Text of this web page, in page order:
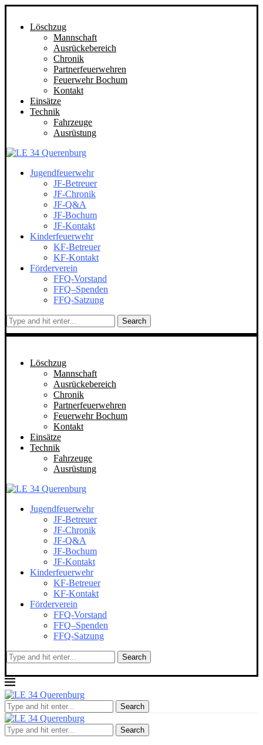
Löschzug
Mannschaft
Ausrückebereich
Chronik
Partnerfeuerwehren
Feuerwehr Bochum
Kontakt
Einsätze
Technik
Fahrzeuge
Ausrüstung
Jugendfeuerwehr
JF-Betreuer
JF-Chronik
JF-Q&A
JF-Bochum
JF-Kontakt
Kinderfeuerwehr
KF-Betreuer
KF-Kontakt
Förderverein
FFQ-Vorstand
FFQ–Spenden
FFQ-Satzung
Search
Löschzug
Mannschaft
Ausrückebereich
Chronik
Partnerfeuerwehren
Feuerwehr Bochum
Kontakt
Einsätze
Technik
Fahrzeuge
Ausrüstung
Jugendfeuerwehr
JF-Betreuer
JF-Chronik
JF-Q&A
JF-Bochum
JF-Kontakt
Kinderfeuerwehr
KF-Betreuer
KF-Kontakt
Förderverein
FFQ-Vorstand
FFQ–Spenden
FFQ-Satzung
Search
Search
Search